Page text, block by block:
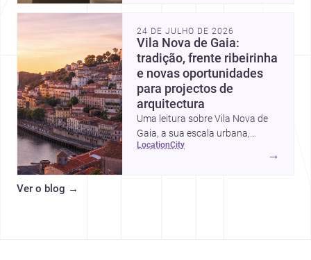
escondidas.
24 DE JULHO DE 2026
Vila Nova de Gaia:
tradição, frente ribeirinha
e novas oportunidades
para projectos de
arquitectura
Uma leitura sobre Vila Nova de
Gaia, a sua escala urbana,
património arquitectónico e
location city
→
Ver o blog →